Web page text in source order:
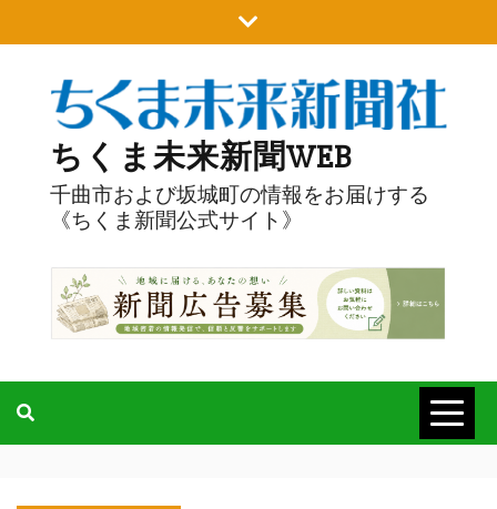
to
ちくま未来新聞WEB
千曲市および坂城町の情報をお届けする
《ちくま新聞公式サイト》